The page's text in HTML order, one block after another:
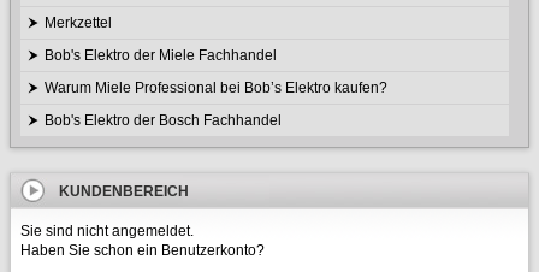
Merkzettel
Bob's Elektro der Miele Fachhandel
Warum Miele Professional bei Bob’s Elektro kaufen?
Bob's Elektro der Bosch Fachhandel
KUNDENBEREICH
Sie sind nicht angemeldet.
Haben Sie schon ein Benutzerkonto?